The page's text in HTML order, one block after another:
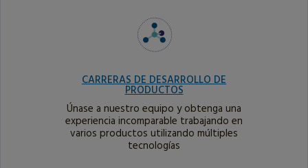
CARRERAS DE DESARROLLO DE
PRODUCTOS
Únase a nuestro equipo y obtenga una
experiencia incomparable trabajando en
varios productos utilizando múltiples
tecnologías